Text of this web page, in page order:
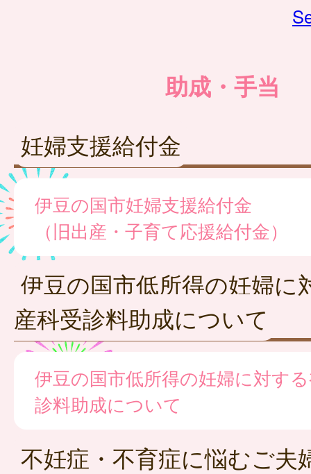
助成・手当
妊婦支援給付金
伊豆の国市妊婦支援給付金
（旧出産・子育て応援給付金）
伊豆の国市低所得の妊婦に
産科受診料助成について
伊豆の国市低所得の妊婦に対す
診料助成について
不妊症・不育症に悩むご夫